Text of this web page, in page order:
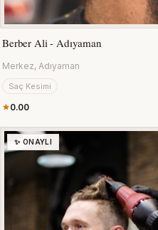
Berber Ali - Adıyaman
Merkez, Adıyaman
Saç Kesimi
0.00
✨ ONAYLI